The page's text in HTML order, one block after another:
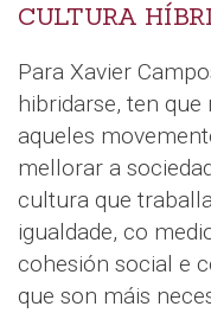
CULTURA
Para Xavier
hibridarse, ten
aqueles
mellorar a
cultura que
igualdade, co
cohesión social e
que son máis